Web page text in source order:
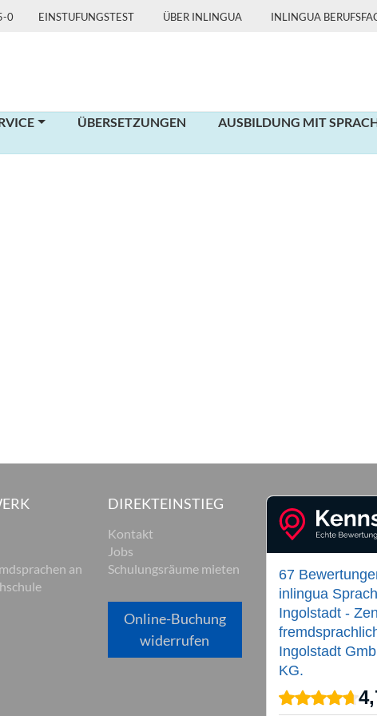
0 EINSTUFUNGSTEST ÜBER INLINGUA INLINGUA
ÜBERSETZUNGEN AUSBILDUNG MIT
an
DIREKTEINSTIEG
Kontakt
Jobs
Schulungsräume mieten
Online-Buchung
widerrufen
67
inlingua
Ingolstadt -
Ingolstadt
KG.